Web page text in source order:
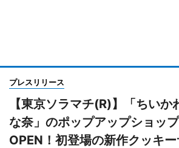
プレスリリース
【東京ソラマチ(R)】「ちい
な奈」のポップアップショッ
OPEN！初登場の新作クッキ